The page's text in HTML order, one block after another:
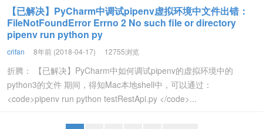
【已解决】PyCharm中调试pipenv虚拟环境中文件出错：
FileNotFoundError Errno 2 No such file or directory
pipenv run python py
crifan 8年前 (2018-04-17) 12755浏览
折腾： 【已解决】PyCharm中如何调试pipenv的虚拟环境中的
python3的文件 期间，得知Mac本地shell中，可以通过：
<code>pipenv run python testRestApi.py </code>...